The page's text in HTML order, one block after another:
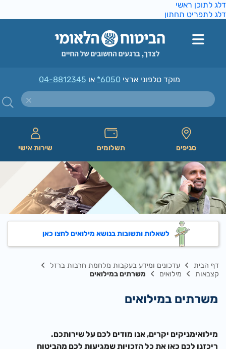
לתוכן ראשי
לתפריט תחתון
מוקד טלפוני ארצי*6050או04-8812345
סניפים תשלומים שירות אישי
לשאלות ותשובות בנושא מילואים לחצו כאן
דף הבית
עדכונים ומידע בעקבות מלחמת חרבות ברזל
קצבאות
מילואים משרתים במילואים
משרתים במילואים
מילואימניקים יקרים, אנו מודים לכם על שירותכם.
ריכזנו לכם כאן את כל הזכויות שמגיעות לכם מהביטוח